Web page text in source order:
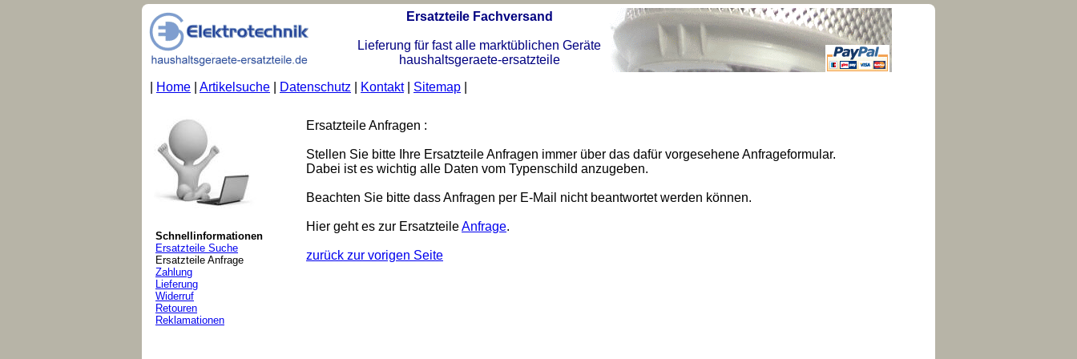
Ersatzteile Fachversand
Lieferung für fast alle marktüblichen Geräte
haushaltsgeraete-ersatzteile
Home Artikelsuche Datenschutz Kontakt| Sitemap
Schnellinformationen
Ersatzteile Suche
Ersatzteile Anfrage
Zahlung
Lieferung
Widerruf
Retouren
Reklamationen
Ersatzteile Anfragen :
Stellen Sie bitte Ihre Ersatzteile Anfragen immer über das dafür vorgesehene Anfrageformular.
Dabei ist es wichtig alle Daten vom Typenschild anzugeben.
Beachten Sie bitte dass Anfragen per E-Mail nicht beantwortet werden können.
Hier geht es zur ErsatzteileAnfrage.
zurück zur vorigen Seite